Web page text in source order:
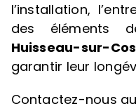
l’installation,
des éléments
Huisseau-sur-
garantir leur
Contactez-nous au